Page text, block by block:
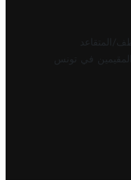
المتقاعد
في تونس